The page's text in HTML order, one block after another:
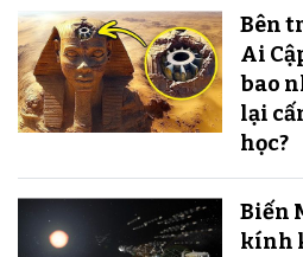
Bên
Ai
bao
lại
học?
Biến
kính